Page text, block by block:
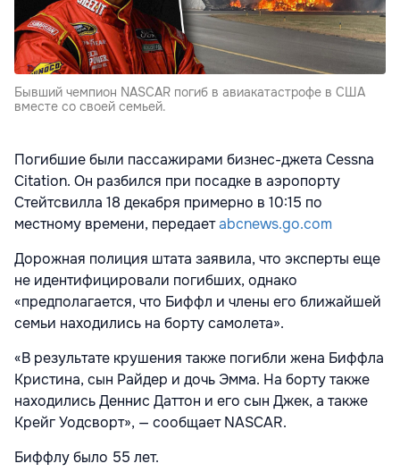
Бывший чемпион NASCAR погиб в авиакатастрофе в США
вместе со своей семьей.
Погибшие были пассажирами бизнес-джета Cessna
Citation. Он разбился при посадке в аэропорту
Стейтсвилла 18 декабря примерно в 10:15 по
местному времени, передаетabcnews.go.com
Дорожная полиция штата заявила, что эксперты еще
не идентифицировали погибших, однако
«предполагается, что Биффл и члены его ближайшей
семьи находились на борту самолета».
«В результате крушения также погибли жена Биффла
Кристина, сын Райдер и дочь Эмма. На борту также
находились Деннис Даттон и его сын Джек, а также
Крейг Уодсворт», — сообщает NASCAR.
Биффлу было 55 лет.